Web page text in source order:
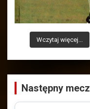
Wczytaj więcej...
Następny mecz